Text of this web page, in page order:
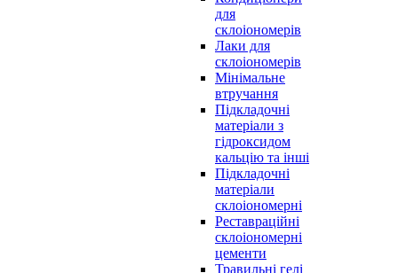
для
склоіономерів
Лаки для
склоіономерів
Мінімальне
втручання
Підкладочні
матеріали з
гідроксидом
кальцію та інші
Підкладочні
матеріали
склоіономерні
Реставраційні
склоіономерні
цементи
Травильні гелі